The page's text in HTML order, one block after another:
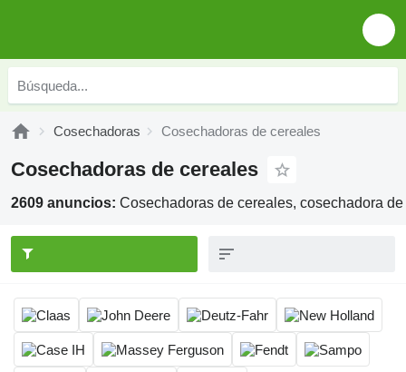
Cosechadoras Cosechadoras de cereales
Cosechadoras de cereales
2609 anuncios: Cosechadoras de cereales, cosechadora